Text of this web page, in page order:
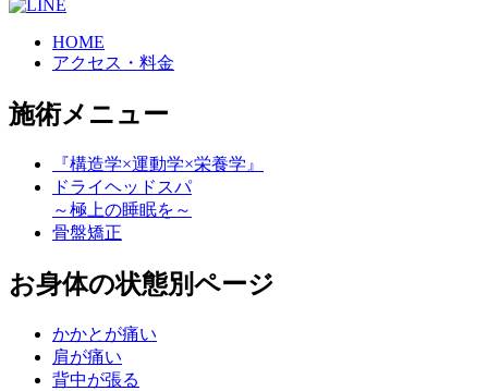
HOME
アクセス・料金
施術メニュー
『構造学×運動学×栄養学』
ドライヘッドスパ
～極上の睡眠を～
骨盤矯正
お身体の状態別ページ
かかとが痛い
肩が痛い
背中が張る